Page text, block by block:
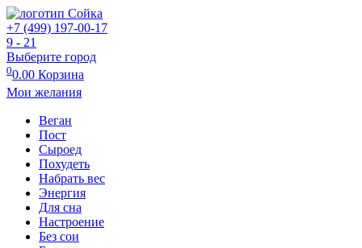
+7 (499) 197-00-17
9 - 21
Выберите город
00.00 Корзина
Мои желания
Веган
Пост
Сыроед
Похудеть
Набрать вес
Энергия
Для сна
Настроение
Без сои